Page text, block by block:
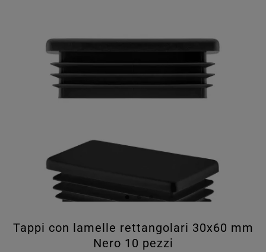
Tappi con lamelle rettangolari 30x60 mm
Nero 10 pezzi